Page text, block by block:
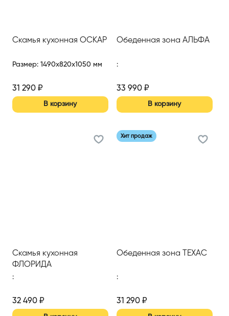
Скамья кухонная ОСКАР
Размер: 1490x820x1050 мм
31 290 ₽
В корзину
Обеденная зона АЛЬФА
:
33 990₽
В корзину
Скамья кухонная
ФЛОРИДА
:
32 490 ₽
Хит продаж
Обеденная зона ТЕХАС
:
31 290₽